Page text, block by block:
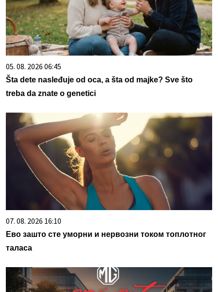
05. 08. 2026 06:45
Šta dete nasleđuje od oca, a šta od majke? Sve što
treba da znate o genetici
07. 08. 2026 16:10
Ево зашто сте уморни и нервозни током топлотног
таласа